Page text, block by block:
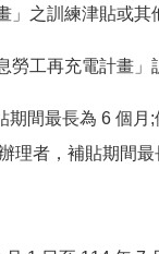
之訓練津貼或其
工再充電計畫」
間最長為 6 個
理者，補貼期間最